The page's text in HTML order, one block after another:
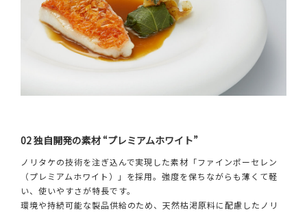
02 独自開発の素材 “プレミアムホワイト”
ノリタケの技術を注ぎ込んで実現した素材「ファインポーセレン
（プレミアムホワイト）」を採用。強度を保ちながらも薄くて軽
い、使いやすさが特長です。
環境や持続可能な製品供給のため、天然枯渇原料に配慮したノリ